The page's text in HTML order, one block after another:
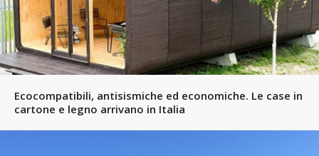
Ecocompatibili, antisismiche ed economiche. Le case in
cartone e legno arrivano in Italia